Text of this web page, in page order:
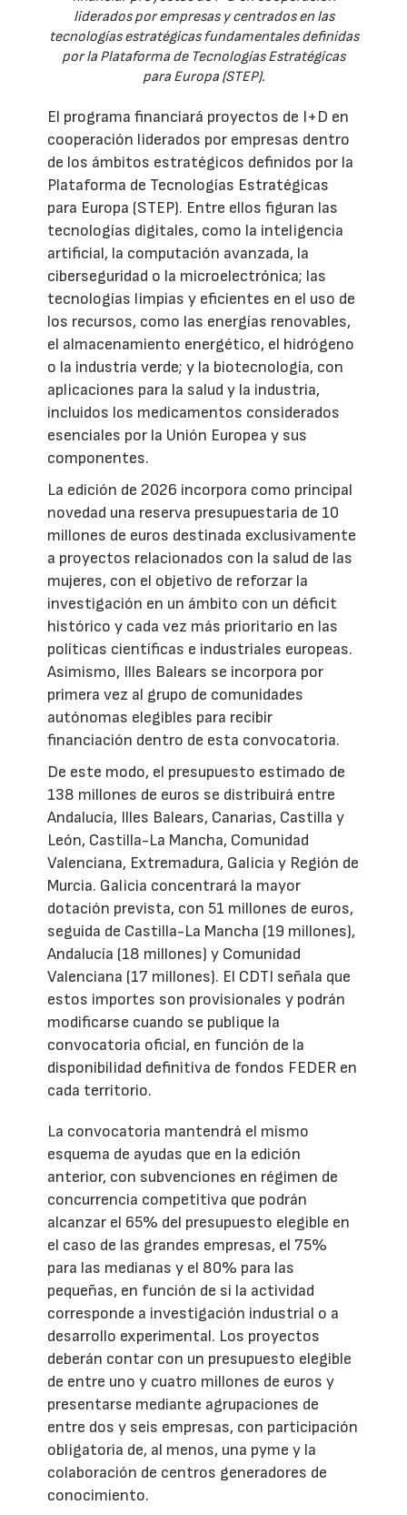
liderados por empresas y centrados en las
tecnologías estratégicas fundamentales definidas
por la Plataforma de Tecnologías Estratégicas
para Europa (STEP).
El programa financiará proyectos de I+D en
cooperación liderados por empresas dentro
de los ámbitos estratégicos definidos por la
Plataforma de Tecnologías Estratégicas
para Europa (STEP). Entre ellos figuran las
tecnologías digitales, como la inteligencia
artificial, la computación avanzada, la
ciberseguridad o la microelectrónica; las
tecnologías limpias y eficientes en el uso de
los recursos, como las energías renovables,
el almacenamiento energético, el hidrógeno
o la industria verde; y la biotecnología, con
aplicaciones para la salud y la industria,
incluidos los medicamentos considerados
esenciales por la Unión Europea y sus
componentes.
La edición de 2026 incorpora como principal
novedad una reserva presupuestaria de 10
millones de euros destinada exclusivamente
a proyectos relacionados con la salud de las
mujeres, con el objetivo de reforzar la
investigación en un ámbito con un déficit
histórico y cada vez más prioritario en las
políticas científicas e industriales europeas.
Asimismo, Illes Balears se incorpora por
primera vez al grupo de comunidades
autónomas elegibles para recibir
financiación dentro de esta convocatoria.
De este modo, el presupuesto estimado de
138 millones de euros se distribuirá entre
Andalucía, Illes Balears, Canarias, Castilla y
León, Castilla-La Mancha, Comunidad
Valenciana, Extremadura, Galicia y Región de
Murcia. Galicia concentrará la mayor
dotación prevista, con 51 millones de euros,
seguida de Castilla-La Mancha (19 millones),
Andalucía (18 millones) y Comunidad
Valenciana (17 millones). El CDTI señala que
estos importes son provisionales y podrán
modificarse cuando se publique la
convocatoria oficial, en función de la
disponibilidad definitiva de fondos FEDER en
cada territorio.
La convocatoria mantendrá el mismo
esquema de ayudas que en la edición
anterior, con subvenciones en régimen de
concurrencia competitiva que podrán
alcanzar el 65% del presupuesto elegible en
el caso de las grandes empresas, el 75%
para las medianas y el 80% para las
pequeñas, en función de si la actividad
corresponde a investigación industrial o a
desarrollo experimental. Los proyectos
deberán contar con un presupuesto elegible
de entre uno y cuatro millones de euros y
presentarse mediante agrupaciones de
entre dos y seis empresas, con participación
obligatoria de, al menos, una pyme y la
colaboración de centros generadores de
conocimiento.